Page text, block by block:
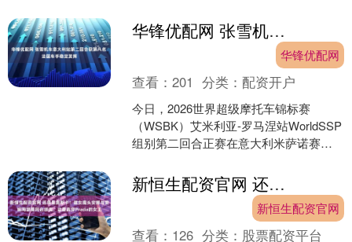
国车手瓦....
华锋优配网 张雪机车意大利站第二回合获第八名 法国车手稳定发挥
华锋优配网
查看：201 分类：配资开户
今日，2026世界超级摩托车锦标赛
（WSBK）艾米利亚-罗马涅站WorldSSP
组别第二回合正赛在意大利米萨诺赛道
国车手瓦....
新恒生配资官网 还得是奥斯卡！邀女魔头安娜与安妮海瑟薇同台颁奖，这是真穿Prada的女王
新恒生配资官网
查看： 126 分类： 股票配资平台